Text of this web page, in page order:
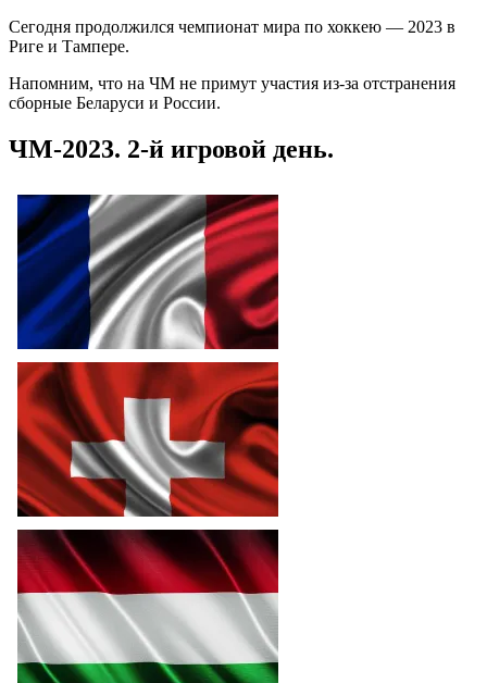
Сегодня продолжился чемпионат мира по хоккею — 2023 в
Риге и Тампере.
Напомним, что на ЧМ не примут участия из-за отстранения
сборные Беларуси и России.
ЧМ-2023. 2-й игровой день.